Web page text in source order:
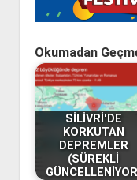
Okumadan
SİLİVRİ'DE
KORKUTAN
DEPREMLER
(SÜREKLİ